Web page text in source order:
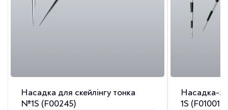
Насадка для скейлінгу тонка
№1S (F00245)
Насадка-
1S (F01001)